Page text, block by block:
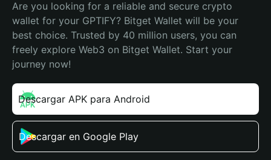
Are you looking for a reliable and secure crypto
wallet for your GPTIFY? Bitget Wallet will be your
best choice. Trusted by 40 million users, you can
freely explore Web3 on Bitget Wallet. Start your
journey now!
Descargar APK para Android
Descargar en Google Play